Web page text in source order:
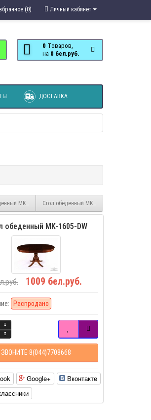
Личный кабинет
(0)
0 Tоваров,
на
0 бел.руб.
ДОСТАВКА
MK-1243-TBСтол обеденный MK-1606-DW
обеденный MK-1605-DW
1009 бел.руб.
Распродано
ЗВОНИТЕ 8(044)7708668
Google+
Вконтакте